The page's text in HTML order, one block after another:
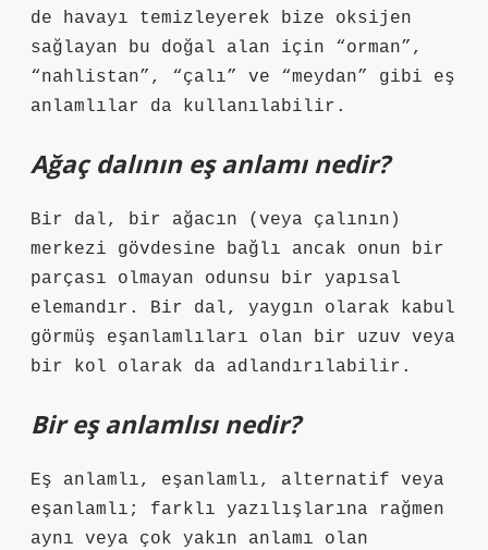
de havayı temizleyerek bize oksijen
sağlayan bu doğal alan için “orman”,
“nahlistan”, “çalı” ve “meydan” gibi eş
anlamlılar da kullanılabilir.
Ağaç dalının eş anlamı nedir?
Bir dal, bir ağacın (veya çalının)
merkezi gövdesine bağlı ancak onun bir
parçası olmayan odunsu bir yapısal
elemandır. Bir dal, yaygın olarak kabul
görmüş eşanlamlıları olan bir uzuv veya
bir kol olarak da adlandırılabilir.
Bir eş anlamlısı nedir?
Eş anlamlı, eşanlamlı, alternatif veya
eşanlamlı; farklı yazılışlarına rağmen
aynı veya çok yakın anlamı olan